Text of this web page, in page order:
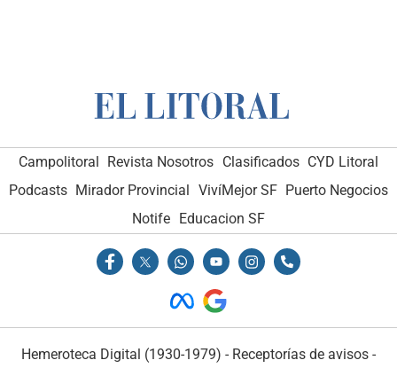
Campolitoral Revista Nosotros Clasificados CYD Litoral
Podcasts Mirador Provincial VivíMejor SF Puerto Negocios
Notife Educacion SF
Hemeroteca Digital (1930-1979) - Receptorías de avisos -